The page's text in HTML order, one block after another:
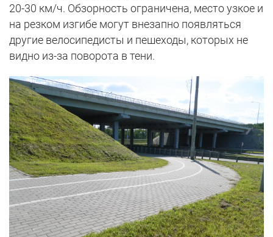
20-30 км/ч. Обзорность ограничена, место узкое и
на резком изгибе могут внезапно появляться
другие велосипедисты и пешеходы, которых не
видно из-за поворота в тени.